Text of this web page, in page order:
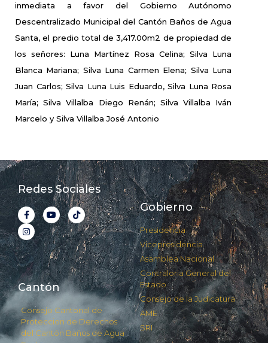
inmediata a favor del Gobierno Autónomo
Descentralizado Municipal del Cantón Baños de Agua
Santa, el predio total de 3,417.00m2 de propiedad de
los señores: Luna Martínez Rosa Celina; Silva Luna
Blanca Mariana; Silva Luna Carmen Elena; Silva Luna
Juan Carlos; Silva Luna Luis Eduardo, Silva Luna Rosa
María; Silva Villalba Diego Renán; Silva Villalba Iván
Marcelo y Silva Villalba José Antonio
Redes Sociales
Cantón
Consejo Cantonal de
Proteccion de Derechos
del Cantón Baños de Agua
Gobierno
Presidencia
Vicepresidencia
Asamblea Nacional
Contraloria General del
Estado
Consejo de la Judicatura
AME
SRI